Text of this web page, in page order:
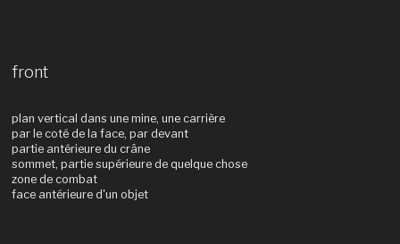
front
plan vertical dans une mine, une carrière
par le coté de la face, par devant
partie antérieure du crâne
sommet, partie supérieure de quelque chose
zone de combat
face antérieure d'un objet